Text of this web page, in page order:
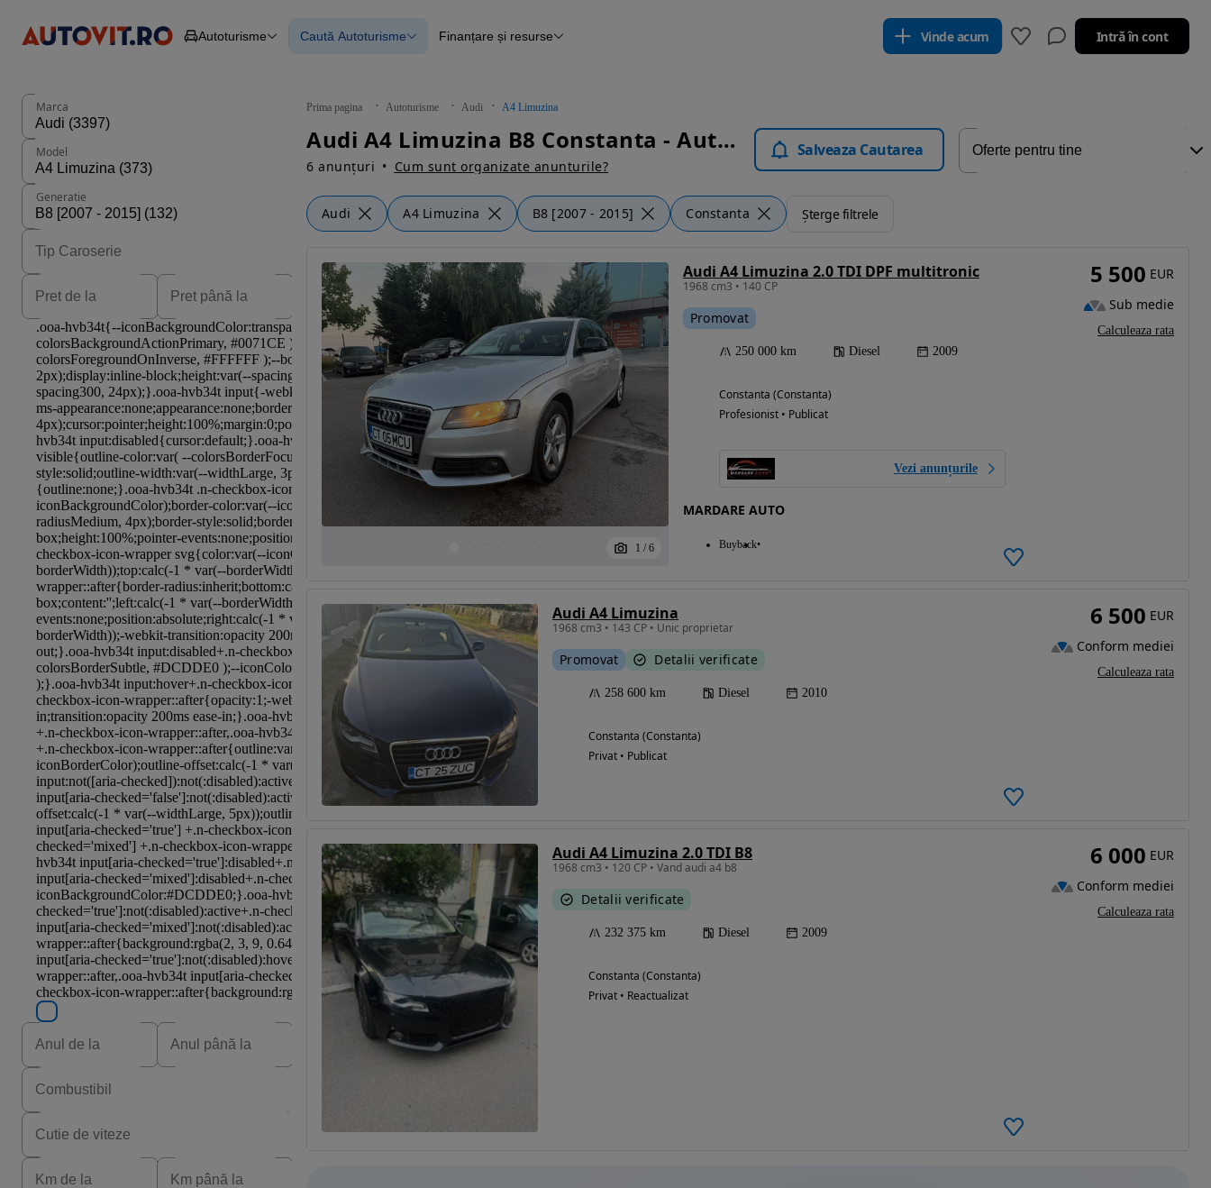
Autoturisme
Autoturisme
Mașini electrice
Mașini cu detalii verificate
Caută Autoturisme
Blog Autovit.ro
Finanțare și resurse Vinde acum Intră în cont
Prima pagina Autoturisme Audi A4 Limuzina
Audi A4 Limuzina B8 Constanta - Autoturisme
6 anunțuri Cum sunt organizate anunturile?
Salveaza Cautarea
Audi A4 Limuzina B8 [2007 - 2015] Constanta Șterge filtrele
Marca
Model
Generatie
Eligibil pentru
finantare
1 / 6
Audi A4 Limuzina 2.0 TDI DPF multitronic
1968 cm3 • 140 CP
Promovat
250 000 km Diesel 2009
Constanta (Constanta)
Profesionist • Publicat
Vezi anunțurile
MARDARE AUTO
Buyback
5 500 EUR
Sub medie
Calculeaza rata
Audi A4 Limuzina
1968 cm3 • 143 CP • Unic proprietar
Promovat Detalii verificate
258 600 km Diesel 2010
Constanta (Constanta)
Privat • Publicat
6 500 EUR
Conform mediei
Calculeaza rata
Audi A4 Limuzina 2.0 TDI B8
1968 cm3 • 120 CP • Vand audi a4 b8
Detalii verificate
232 375 km Diesel 2009
Constanta (Constanta)
Privat • Reactualizat
6 000 EUR
Conform mediei
Calculeaza rata